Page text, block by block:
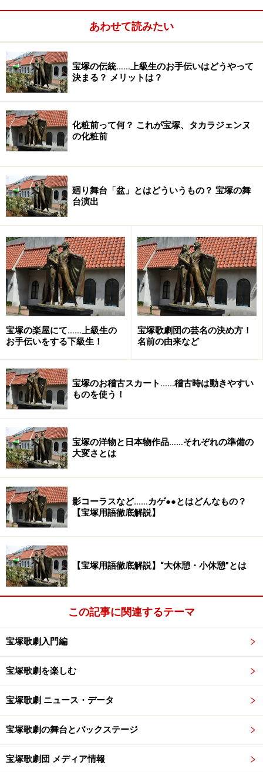
出来ない、その後友達や家族とパーティーをすることも
なく舞台人ということなのでしょう。
※記事内容は執筆時点のものです。最新の内容をご確認くださ
あわせて読みたい
宝塚の伝統……上級生のお手伝いはどうやって
決まる？ メリットは？
化粧前って何？ これが宝塚、タカラジェンヌ
の化粧前
廻り舞台「盆」とはどういうもの？ 宝塚の舞
台演出
宝塚の楽屋にて……上級生の
お手伝いをする下級生！
宝塚歌劇団の芸名の決め方！
名前の由来など
宝塚のお稽古スカート……稽古時は動きやすい
ものを使う！
宝塚の洋物と日本物作品……それぞれの準備の
大変さとは
影コーラスなど……カゲ●●とはどんなもの？
【宝塚用語徹底解説】
【宝塚用語徹底解説】“大休憩・小休憩”とは
この記事に関連するテーマ
宝塚歌劇入門編
宝塚歌劇を楽しむ
宝塚歌劇 ニュース・データ
宝塚歌劇の舞台とバックステージ
宝塚歌劇団 メディア情報